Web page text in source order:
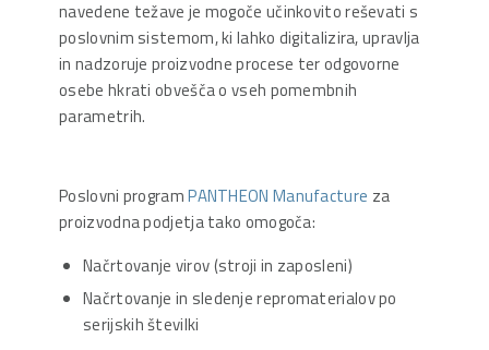
navedene težave je mogoče učinkovito reševati s
poslovnim sistemom, ki lahko digitalizira, upravlja
in nadzoruje proizvodne procese ter odgovorne
osebe hkrati obvešča o vseh pomembnih
parametrih.
Poslovni programPANTHEON Manufacture za
proizvodna podjetja tako omogoča:
Načrtovanje virov (stroji in zaposleni)
Načrtovanje in sledenje repromaterialov po
serijskih številki